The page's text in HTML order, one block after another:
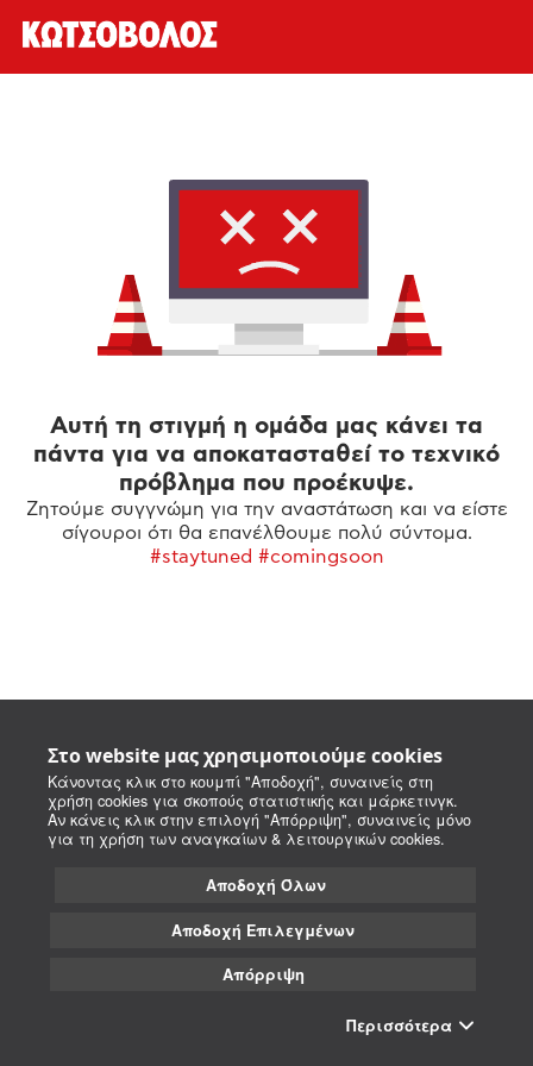
Στο website μας χρησιμοποιούμε cookies
Κάνοντας κλικ στο κουμπί "Αποδοχή", συναινείς στη
χρήση cookies για σκοπούς στατιστικής και μάρκετινγκ.
Αν κάνεις κλικ στην επιλογή "Απόρριψη", συναινείς μόνο
για τη χρήση των αναγκαίων & λειτουργικών cookies.
Αποδοχή Όλων
Αποδοχή Επιλεγμένων
Απόρριψη
Περισσότερα
Αυτή τη στιγμή η ομάδα μας κάνει τα
πάντα για να αποκατασταθεί το τεχνικό
πρόβλημα που προέκυψε.
Ζητούμε συγγνώμη για την αναστάτωση και να είστε
σίγουροι ότι θα επανέλθουμε πολύ σύντομα.
#staytuned #comingsoon